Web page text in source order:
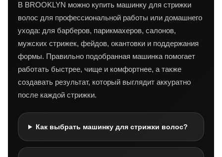
В BROOKLYN можно купить машинку для стрижки
волос для профессиональной работы или домашнего
ухода: для барберов, парикмахеров, салонов,
мужских стрижек, фейдов, окантовки и поддержания
формы. Правильно подобранная машинка помогает
работать быстрее, чище и комфортнее, а также
создавать результат, который выглядит аккуратно
после каждой стрижки.
Как выбрать машинку для стрижки волос?